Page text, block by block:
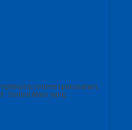
momen perpisahan.
Simbol Alam yang…